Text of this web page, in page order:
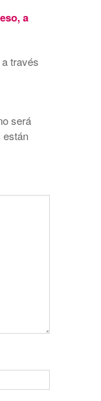
través
será
están